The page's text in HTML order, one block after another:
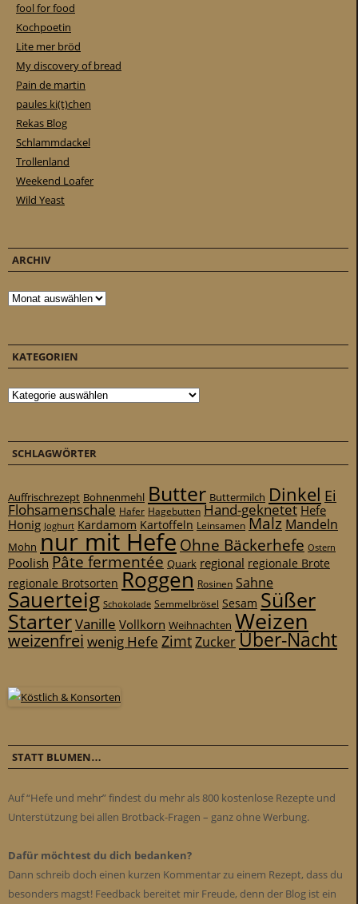
fool for food
Kochpoetin
Lite mer bröd
My discovery of bread
Pain de martin
paules ki(t)chen
Rekas Blog
Schlammdackel
Trollenland
Weekend Loafer
Wild Yeast
ARCHIV
Archiv
KATEGORIEN
Kategorien
SCHLAGWÖRTER
Auffrischrezept Bohnenmehl Butter Buttermilch Dinkel Ei
Flohsamenschale Hafer Hagebutten Hand-geknetet Hefe
Honig Joghurt Kardamom Kartoffeln Leinsamen Malz Mandeln
Mohn nur mit Hefe Ohne Bäckerhefe Ostern
Poolish Pâte fermentée Quark regional regionale Brote
regionale Brotsorten Roggen Rosinen Sahne
Sauerteig Schokolade Semmelbrösel Sesam Süßer
StarterVanille Vollkorn Weihnachten Weizen
weizenfrei wenig Hefe ZimtZuckerÜber-Nacht
STATT BLUMEN…
Auf “Hefe und mehr” findest du mehr als 800 kostenlose Rezepte und
Unterstützung bei allen Brotback-Fragen – ganz ohne Werbung.
Dafür möchtest du dich bedanken?
Dann schreib doch einen kurzen Kommentar zu einem Rezept, dass du
besonders magst! Feedback bereitet mir Freude, denn der Blog ist ein